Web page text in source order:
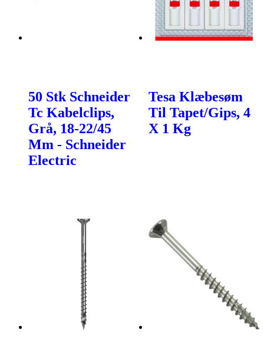
50 Stk Schneider
Tc Kabelclips,
Grå, 18-22/45
Mm - Schneider
Electric
Tesa Klæbesøm
Til Tapet/Gips, 4
X 1 Kg